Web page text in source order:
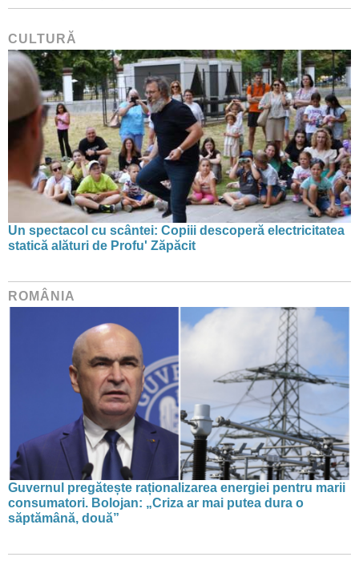
CULTURĂ
Un spectacol cu scântei: Copiii descoperă electricitatea
statică alături de Profu' Zăpăcit
ROMÂNIA
Guvernul pregătește raționalizarea energiei pentru marii
consumatori. Bolojan: „Criza ar mai putea dura o
săptămână, două”